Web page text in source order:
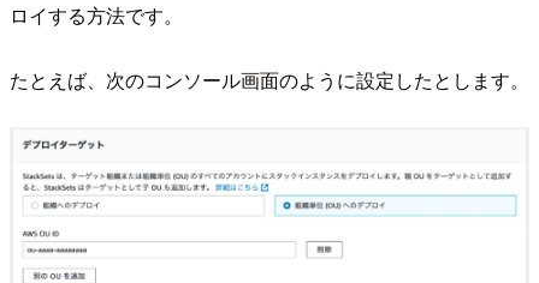
ロイする方法です。
たとえば、次のコンソール画面のように設定したとします。